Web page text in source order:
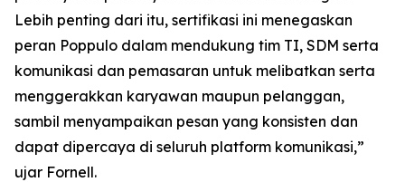
Lebih penting dari itu, sertifikasi ini menegaskan
peran Poppulo dalam mendukung tim TI, SDM serta
komunikasi dan pemasaran untuk melibatkan serta
menggerakkan karyawan maupun pelanggan,
sambil menyampaikan pesan yang konsisten dan
dapat dipercaya di seluruh platform komunikasi,”
ujar Fornell.